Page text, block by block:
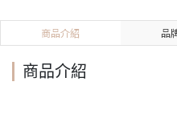
商品介紹 品
商品介紹